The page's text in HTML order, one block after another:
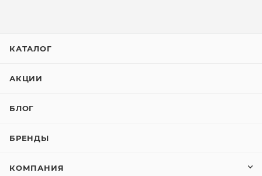
КАТАЛОГ
АКЦИИ
БЛОГ
БРЕНДЫ
КОМПАНИЯ